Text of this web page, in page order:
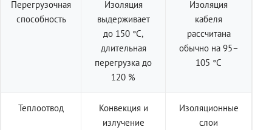
Перегрузочная
способность
Изоляция
выдерживает
до 150 °C,
длительная
перегрузка до
120 %
Изоляция
кабеля
рассчитана
обычно на 95–
105 °C
Теплоотвод
Конвекция и
излучение
Изоляционные
слои